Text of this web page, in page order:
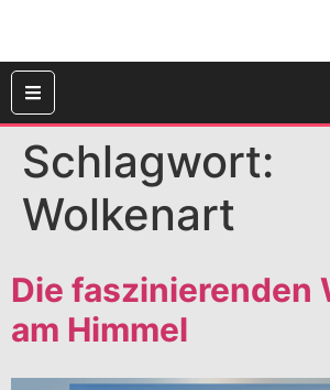
Schlagwort:
Wolkenart
Die faszinierenden
am Himmel